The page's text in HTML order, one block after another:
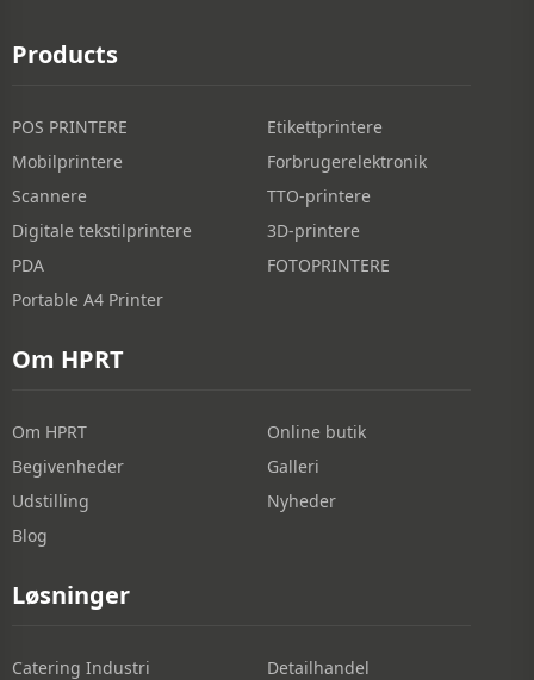
Products
POS PRINTERE
Etikettprintere
Mobilprintere
Forbrugerelektronik
Scannere
TTO-printere
Digitale tekstilprintere
3D-printere
PDA
FOTOPRINTERE
Portable A4 Printer
Om HPRT
Om HPRT
Online butik
Begivenheder
Galleri
Udstilling
Nyheder
Blog
Løsninger
Catering Industri
Detailhandel